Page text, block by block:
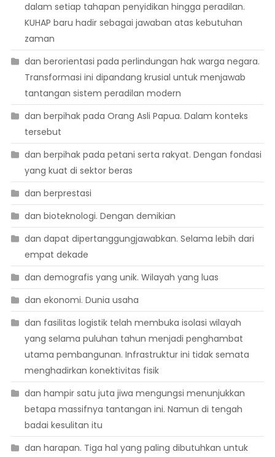
dalam setiap tahapan penyidikan hingga peradilan.
KUHAP baru hadir sebagai jawaban atas kebutuhan
zaman
dan berorientasi pada perlindungan hak warga negara.
Transformasi ini dipandang krusial untuk menjawab
tantangan sistem peradilan modern
dan berpihak pada Orang Asli Papua. Dalam konteks
tersebut
dan berpihak pada petani serta rakyat. Dengan fondasi
yang kuat di sektor beras
dan berprestasi
dan bioteknologi. Dengan demikian
dan dapat dipertanggungjawabkan. Selama lebih dari
empat dekade
dan demografis yang unik. Wilayah yang luas
dan ekonomi. Dunia usaha
dan fasilitas logistik telah membuka isolasi wilayah
yang selama puluhan tahun menjadi penghambat
utama pembangunan. Infrastruktur ini tidak semata
menghadirkan konektivitas fisik
dan hampir satu juta jiwa mengungsi menunjukkan
betapa massifnya tantangan ini. Namun di tengah
badai kesulitan itu
dan harapan. Tiga hal yang paling dibutuhkan untuk